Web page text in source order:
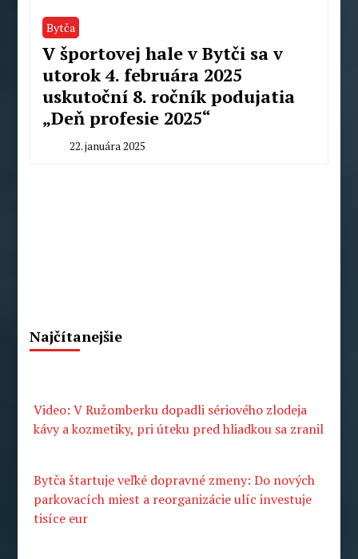
Bytča
V športovej hale v Bytči sa v
utorok 4. februára 2025
uskutoční 8. ročník podujatia
„Deň profesie 2025“
22. januára 2025
Najčítanejšie
Video: V Ružomberku dopadli sériového zlodeja
kávy a kozmetiky, pri úteku pred hliadkou sa zranil
Bytča štartuje veľké dopravné zmeny: Do nových
parkovacích miest a reorganizácie ulíc investuje
tisíce eur